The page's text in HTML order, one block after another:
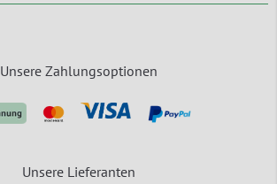
Unsere Zahlungsoptionen
Unsere Lieferanten